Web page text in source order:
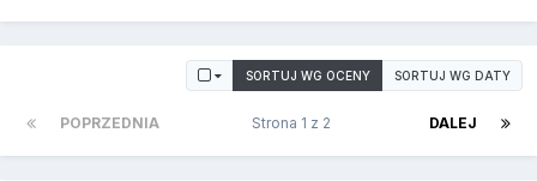
SORTUJ WG OCENY SORTUJ WG DATY
POPRZEDNIA DALEJ
Strona 1 z 2